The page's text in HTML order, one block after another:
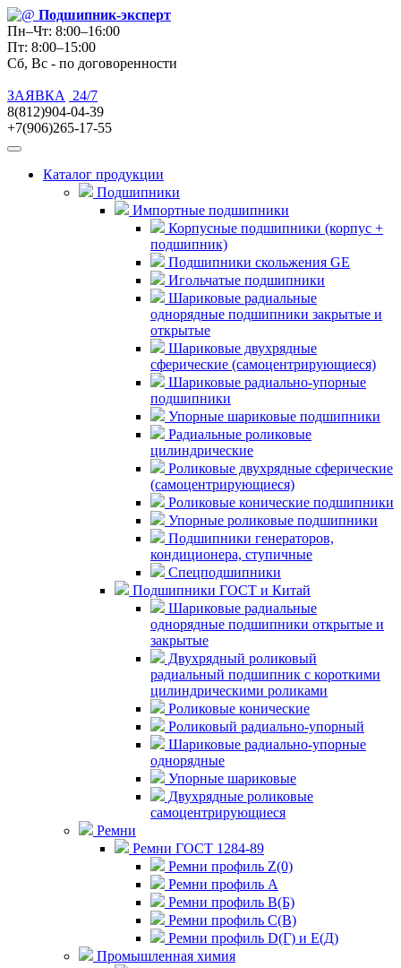
Подшипник-эксперт
Пн–Чт: 8:00–16:00
Пт: 8:00–15:00
Сб, Вс - по договоренности
ЗАЯВКА
24/7
8(812)904-04-39
+7(906)265-17-55
Каталог продукции
Подшипники
Импортные подшипники
Корпусные подшипники (корпус +
подшипник)
Подшипники скольжения GE
Игольчатые подшипники
Шариковые радиальные
однорядные подшипники закрытые и
открытые
Шариковые двухрядные
сферические (самоцентрирующиеся)
Шариковые радиально-упорные
подшипники
Упорные шариковые подшипники
Радиальные роликовые
цилиндрические
Роликовые двухрядные сферические
(самоцентрирующиеся)
Роликовые конические подшипники
Упорные роликовые подшипники
Подшипники генераторов,
кондиционера, ступичные
Спецподшипники
Подшипники ГОСТ и Китай
Шариковые радиальные
однорядные подшипники открытые и
закрытые
Двухрядный роликовый
радиальный подшипник с короткими
цилиндрическими роликами
Роликовые конические
Роликовый радиально-упорный
Шариковые радиально-упорные
однорядные
Упорные шариковые
Двухрядные роликовые
самоцентрирующиеся
Ремни
Ремни ГОСТ 1284-89
Ремни профиль Z(0)
Ремни профиль А
Ремни профиль В(Б)
Ремни профиль С(В)
Ремни профиль D(Г) и E(Д)
Промышленная химия